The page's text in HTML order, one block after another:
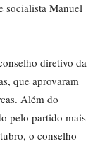
socialista Manuel
diretivo da
que aprovaram
Além do
pelo partido mais
o conselho